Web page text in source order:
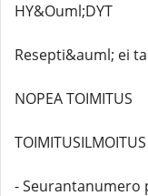
HY&Ouml;DYT
Resepti&auml; ei
NOPEA TOIMITUS
- Seurantanumero